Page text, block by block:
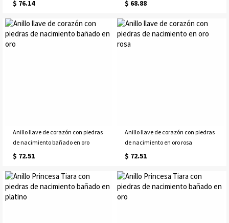
$ 76.14 $ 68.88
Anillo llave de corazón con piedras
de nacimiento bañado en oro
$ 72.51
Anillo llave de corazón con piedras
de nacimiento en oro rosa
$ 72.51